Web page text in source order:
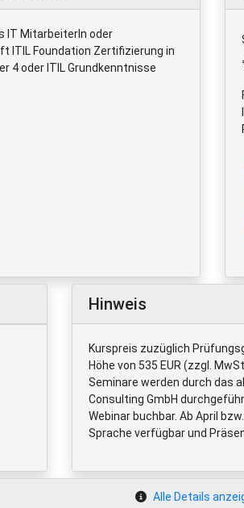
IT MitarbeiterIn oder
ITIL Foundation Zertifizierung in
4 oder ITIL Grundkenntnisse
Hinweis
Kurspreis zuzüglich
Höhe von 535 EUR (zzgl.
Seminare werden durch das
Consulting GmbH
Webinar buchbar. Ab April
Sprache verfügbar und
Alle Details